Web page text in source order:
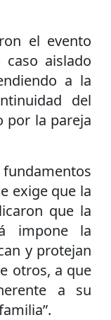
el evento
aislado
a la
del
por la pareja
exige que la
que la
impone la
y protejan
otros, a que
a su